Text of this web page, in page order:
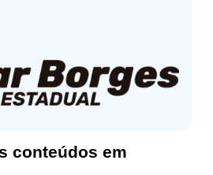
conteúdos em